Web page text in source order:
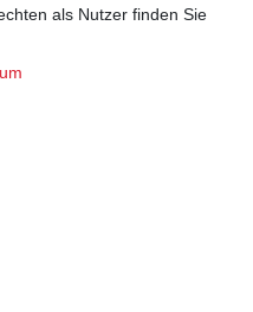
als Nutzer finden Sie